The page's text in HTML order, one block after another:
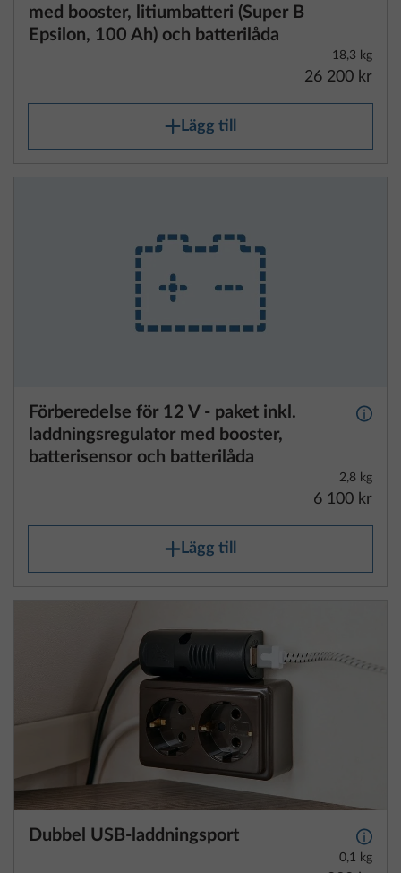
med booster, litiumbatteri (Super B
Epsilon, 100 Ah) och batterilåda
18,3 kg
26 200 kr
Lägg till
Förberedelse för 12 V - paket inkl.
laddningsregulator med booster,
batterisensor och batterilåda
Mer
2,8 kg
6 100 kr
Lägg till
Dubbel USB-laddningsport Mer
0,1 kg